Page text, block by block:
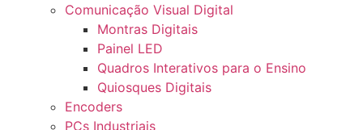
Comunicação Visual Digital
Montras Digitais
Painel LED
Quadros Interativos para o Ensino
Quiosques Digitais
Encoders
PCs Industriais